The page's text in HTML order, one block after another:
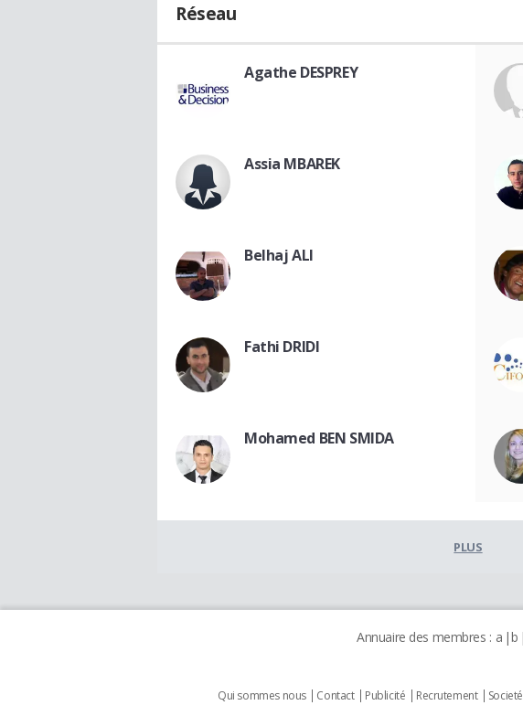
Réseau
Agathe DESPREY
Assia MBAREK
Belhaj ALI
Fathi DRIDI
Mohamed BEN SMIDA
PLUS
Annuaire des membres : a b
Qui sommes nous Contact Publicité Recrutement Societé